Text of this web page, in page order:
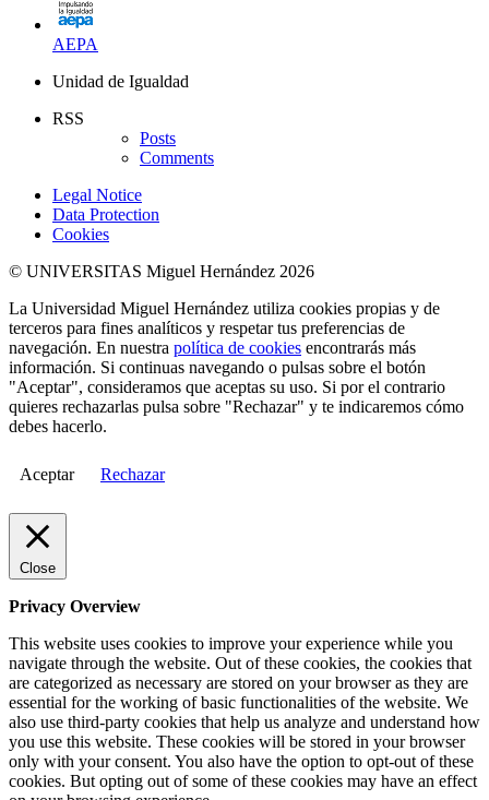
AEPA
Unidad de Igualdad
RSS
Posts
Comments
Legal Notice
Data Protection
Cookies
© UNIVERSITAS Miguel Hernández 2026
La Universidad Miguel Hernández utiliza cookies propias y de
terceros para fines analíticos y respetar tus preferencias de
navegación. En nuestra política de cookies encontrarás más
información. Si continuas navegando o pulsas sobre el botón
"Aceptar", consideramos que aceptas su uso. Si por el contrario
quieres rechazarlas pulsa sobre "Rechazar" y te indicaremos cómo
debes hacerlo.
Aceptar Rechazar
Close
Privacy Overview
This website uses cookies to improve your experience while you
navigate through the website. Out of these cookies, the cookies that
are categorized as necessary are stored on your browser as they are
essential for the working of basic functionalities of the website. We
also use third-party cookies that help us analyze and understand how
you use this website. These cookies will be stored in your browser
only with your consent. You also have the option to opt-out of these
cookies. But opting out of some of these cookies may have an effect